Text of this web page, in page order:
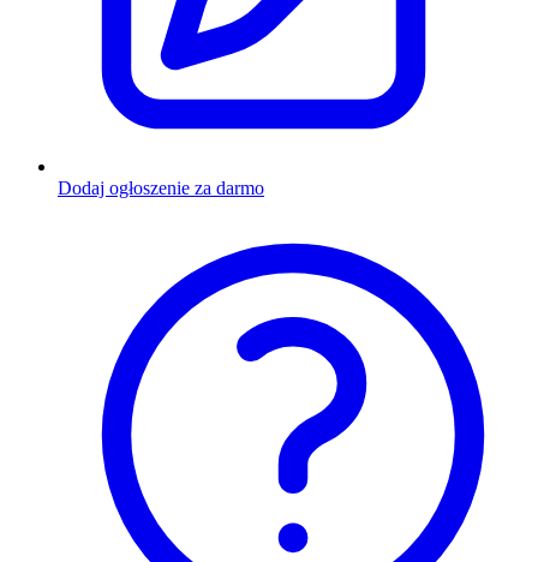
Dodaj ogłoszenie za darmo